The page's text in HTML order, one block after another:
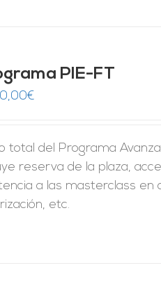
PIE-FT
€
total del Programa
reserva de la plaza,
a las masterclass en
etc.